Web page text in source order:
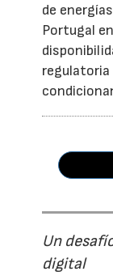
de
Portugal
Un
digital